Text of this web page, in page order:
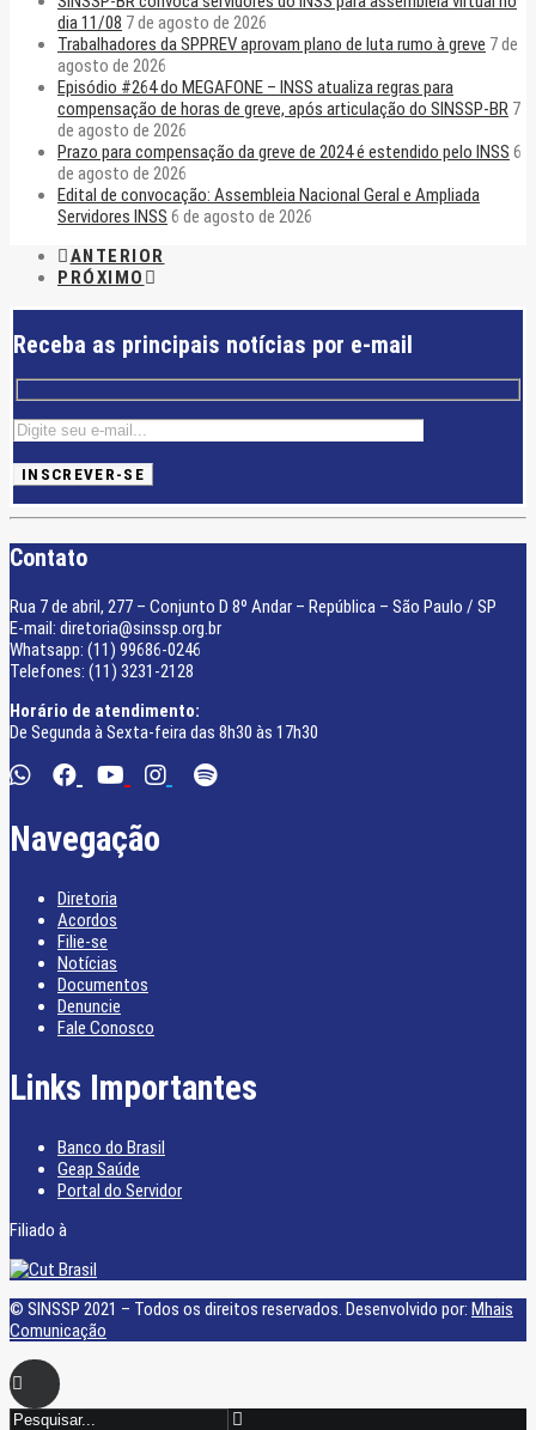
dia 11/08 7 de agosto de 2026
Trabalhadores da SPPREV aprovam plano de luta rumo à greve 7 de
agosto de 2026
Episódio #264 do MEGAFONE – INSS atualiza regras para
compensação de horas de greve, após articulação do SINSSP-BR 7
de agosto de 2026
Prazo para compensação da greve de 2024 é estendido pelo INSS 6
de agosto de 2026
Edital de convocação: Assembleia Nacional Geral e Ampliada
Servidores INSS 6 de agosto de 2026
ANTERIOR
PRÓXIMO
Receba as principais notícias por e-mail
Contato
Rua 7 de abril, 277 – Conjunto D 8º Andar – República – São Paulo / SP
E-mail: diretoria@sinssp.org.br
Whatsapp: (11) 99686-0246
Telefones: (11) 3231-2128
Horário de atendimento:
De Segunda à Sexta-feira das 8h30 às 17h30
Navegação
Diretoria
Acordos
Filie-se
Notícias
Documentos
Denuncie
Fale Conosco
Links Importantes
Banco do Brasil
Geap Saúde
Portal do Servidor
Filiado à
© SINSSP 2021 – Todos os direitos reservados. Desenvolvido por: Mhais
Comunicação